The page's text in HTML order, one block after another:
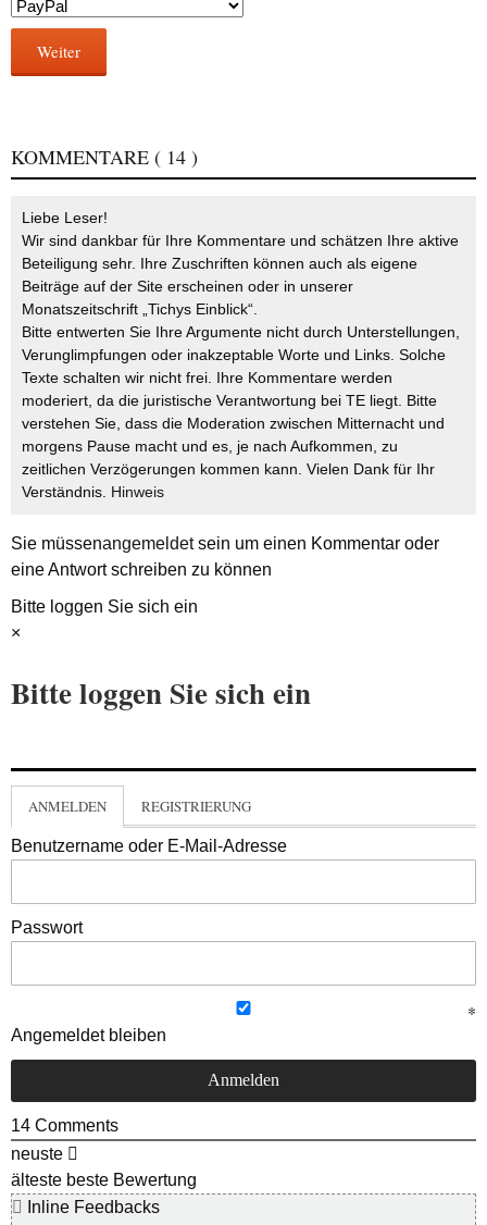
Weiter
KOMMENTARE ( 14 )
Liebe Leser!
Wir sind dankbar für Ihre Kommentare und schätzen Ihre aktive
Beteiligung sehr. Ihre Zuschriften können auch als eigene
Beiträge auf der Site erscheinen oder in unserer
Monatszeitschrift „Tichys Einblick“.
Bitte entwerten Sie Ihre Argumente nicht durch Unterstellungen,
Verunglimpfungen oder inakzeptable Worte und Links. Solche
Texte schalten wir nicht frei. Ihre Kommentare werden
moderiert, da die juristische Verantwortung bei TE liegt. Bitte
verstehen Sie, dass die Moderation zwischen Mitternacht und
morgens Pause macht und es, je nach Aufkommen, zu
zeitlichen Verzögerungen kommen kann. Vielen Dank für Ihr
Verständnis. Hinweis
Sie müssenangemeldetsein um einen Kommentar oder
eine Antwort schreiben zu können
Bitte loggen Sie sich ein
×
Bitte loggen Sie sich ein
ANMELDEN REGISTRIERUNG
Benutzername oder E-Mail-Adresse
Passwort
Angemeldet bleiben
14 Comments
neuste
älteste beste Bewertung
Inline Feedbacks